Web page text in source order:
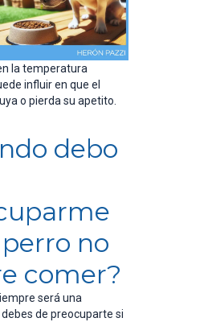
la temperatura
influir en que el
o pierda su apetito.
debo
no
comer?
será una
de preocuparte si